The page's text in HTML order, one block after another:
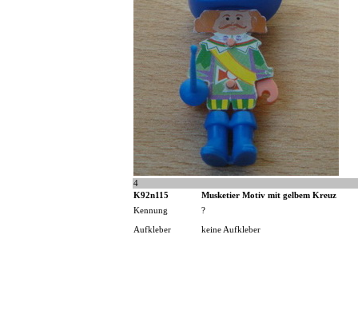
4
K92n115
Musketier Motiv mit gelbem Kreuz
Kennung
?
Aufkleber keine Aufkleber